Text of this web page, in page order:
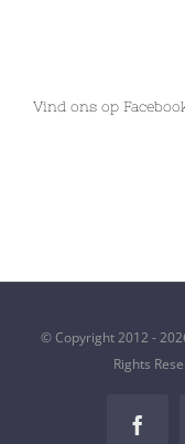
Vind ons op
© Copyright 2012 -
Rights